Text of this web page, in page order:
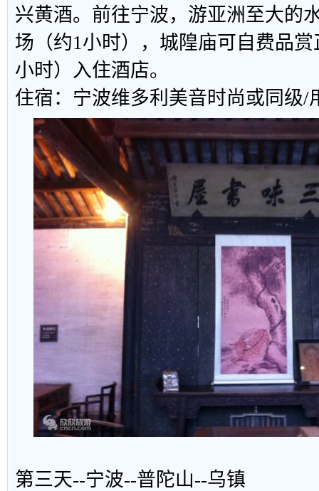
兴黄酒。前往宁波，游亚洲至大的
场（约1小时），城隍庙可自费品
小时）入住酒店。
住宿：宁波维多利美音时尚或同级/
第三天--宁波--普陀山--乌镇